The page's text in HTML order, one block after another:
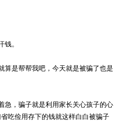
钱。
算是帮帮我吧，今天就是被骗了也是
急，骗子就是利用家长关心孩子的心
吃俭用存下的钱就这样白白被骗子